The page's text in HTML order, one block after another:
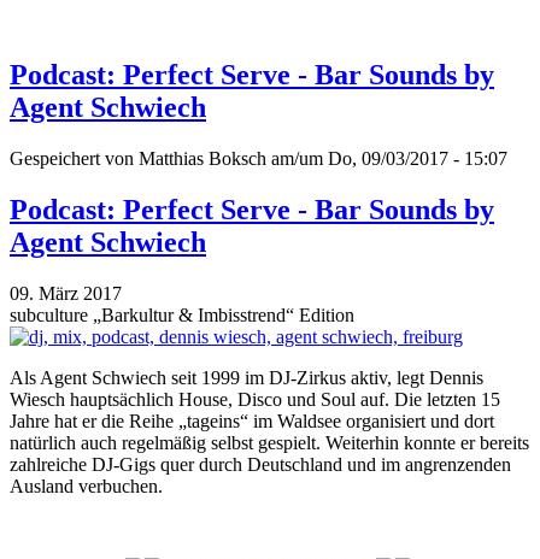
Podcast: Perfect Serve - Bar Sounds by
Agent Schwiech
Gespeichert von Matthias Boksch am/um Do, 09/03/2017 - 15:07
Podcast: Perfect Serve - Bar Sounds by
Agent Schwiech
09. März 2017
subculture „Barkultur & Imbisstrend“ Edition
Als Agent Schwiech seit 1999 im DJ-Zirkus aktiv, legt Dennis
Wiesch hauptsächlich House, Disco und Soul auf. Die letzten 15
Jahre hat er die Reihe „tageins“ im Waldsee organisiert und dort
natürlich auch regelmäßig selbst gespielt. Weiterhin konnte er bereits
zahlreiche DJ-Gigs quer durch Deutschland und im angrenzenden
Ausland verbuchen.